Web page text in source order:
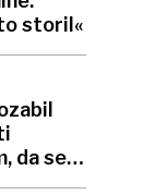
storil«
da se